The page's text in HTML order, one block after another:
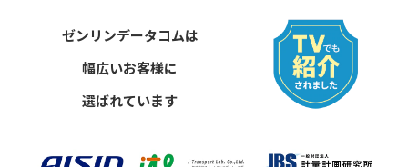
ゼンリンデータコムは
幅広いお客様に
選ばれています